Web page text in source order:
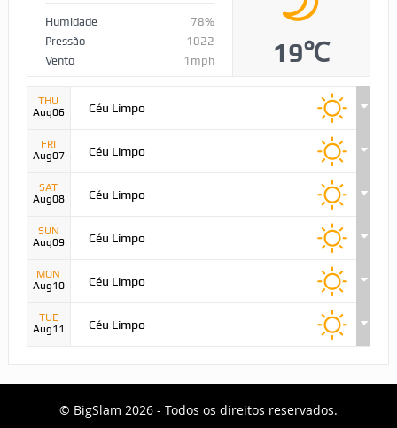
Humidade
78%
Pressão
1022
Vento
1mph 19℃
THU
Aug06
Céu Limpo
FRI
Aug07
Céu Limpo
SAT
Aug08
Céu Limpo
SUN
Aug09
Céu Limpo
MON
Aug10
Céu Limpo
TUE
Aug11
Céu Limpo
© BigSlam 2026 - Todos os direitos reservados.